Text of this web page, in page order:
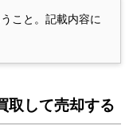
こと。記載内容に
取して売却する